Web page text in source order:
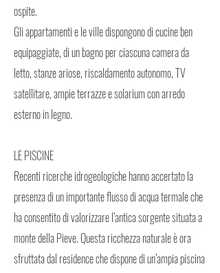
ospite.
Gli appartamenti e le ville dispongono di cucine ben
equipaggiate, di un bagno per ciascuna camera da
letto, stanze ariose, riscaldamento autonomo, TV
satellitare, ampie terrazze e solarium con arredo
esterno in legno.
LE PISCINE
Recenti ricerche idrogeologiche hanno accertato la
presenza di un importante flusso di acqua termale che
ha consentito di valorizzare l’antica sorgente situata a
monte della Pieve. Questa ricchezza naturale è ora
sfruttata dal residence che dispone di un’ampia piscina